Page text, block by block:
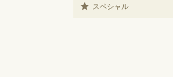
スペシャル